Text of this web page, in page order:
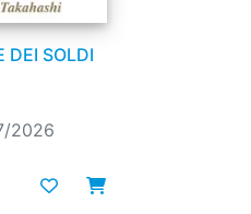
DEI SOLDI
2026